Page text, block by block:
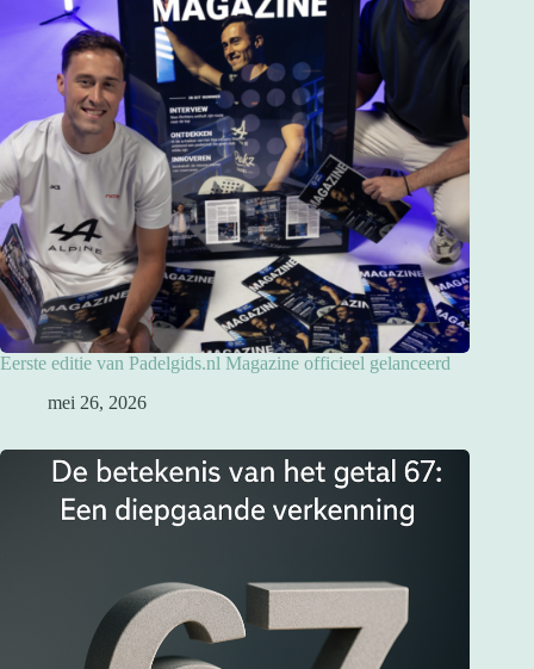
Eerste editie van Padelgids.nl Magazine officieel gelanceerd
mei 26, 2026